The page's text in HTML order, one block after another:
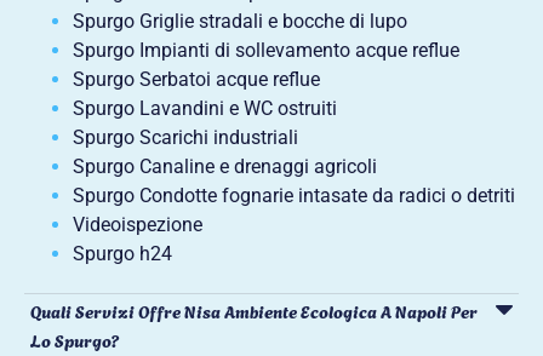
Spurgo Griglie stradali e bocche di lupo
Spurgo Impianti di sollevamento acque reflue
Spurgo Serbatoi acque reflue
Spurgo Lavandini e WC ostruiti
Spurgo Scarichi industriali
Spurgo Canaline e drenaggi agricoli
Spurgo Condotte fognarie intasate da radici o detriti
Videoispezione
Spurgo h24
Quali Servizi Offre Nisa Ambiente Ecologica A Napoli Per
Lo Spurgo?